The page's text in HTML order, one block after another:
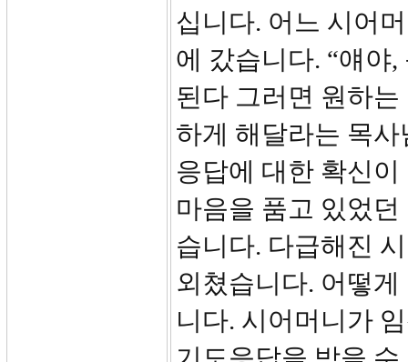
십니다. 어느 시어
에 갔습니다. “얘야
된다 그러면 원하
하게 해달라는 목
응답에 대한 확신
마음을 품고 있었
습니다. 다급해진
외쳤습니다. 어떻
니다. 시어머니가